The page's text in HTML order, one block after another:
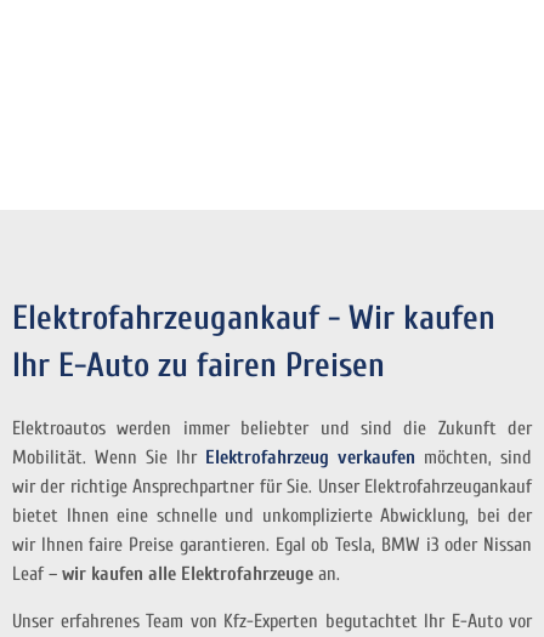
Elektrofahrzeugankauf - Wir kaufen
Ihr E-Auto zu fairen Preisen
Elektroautos werden immer beliebter und sind die Zukunft der
Mobilität. Wenn Sie Ihr Elektrofahrzeug verkaufen möchten, sind
wir der richtige Ansprechpartner für Sie. Unser Elektrofahrzeugankauf
bietet Ihnen eine schnelle und unkomplizierte Abwicklung, bei der
wir Ihnen faire Preise garantieren. Egal ob Tesla, BMW i3 oder Nissan
Leaf – wir kaufen alle Elektrofahrzeuge an.
Unser erfahrenes Team von Kfz-Experten begutachtet Ihr E-Auto vor